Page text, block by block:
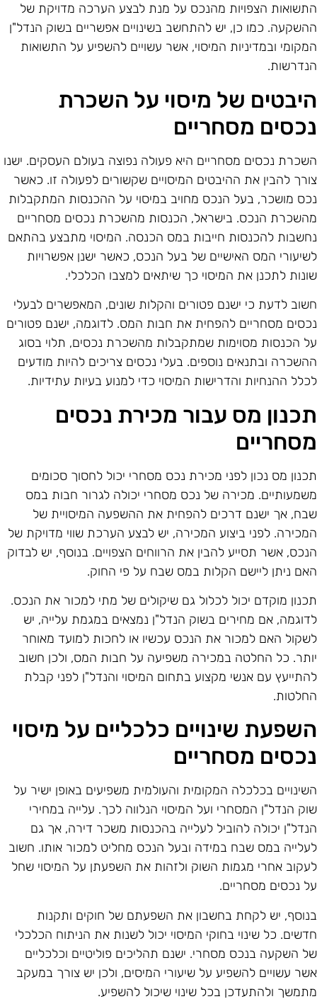
הצפויות מהנכס על מנת לבצע הערכה מדויקת של
כמו כן, יש להתחשב בשינויים אפשריים בשוק הנדל"ן
ובמדיניות המיסוי, אשר עשויים להשפיע על התשואות
של מיסוי על השכרת
מסחריים
נכסים מסחריים היא פעולה נפוצה בעולם העסקים. ישנו
להבין את ההיבטים המיסויים שקשורים לפעולה זו. כאשר
מושכר, בעל הנכס מחויב במיסוי על ההכנסות המתקבלות
הנכס. בישראל, הכנסות מהשכרת נכסים מסחריים
להכנסות חייבות במס הכנסה. המיסוי מתבצע בהתאם
המס האישיים של בעל הנכס, כאשר ישנן אפשרויות
לתכנן את המיסוי כך שיתאים למצבו הכלכלי.
לדעת כי ישנם פטורים והקלות שונים, המאפשרים לבעלי
מסחריים להפחית את חבות המס. לדוגמה, ישנם פטורים
הכנסות מסוימות שמתקבלות מהשכרת נכסים, תלוי בסוג
ובתנאים נוספים. בעלי נכסים צריכים להיות מודעים
ההנחיות והדרישות המיסוי כדי למנוע בעיות עתידיות.
מס עבור מכירת נכסים
מס נכון לפני מכירת נכס מסחרי יכול לחסוך סכומים
מכירה של נכס מסחרי יכולה לגרור חבות במס
אך ישנם דרכים להפחית את ההשפעה המיסויית של
לפני ביצוע המכירה, יש לבצע הערכת שווי מדויקת של
אשר תסייע להבין את הרווחים הצפויים. בנוסף, יש לבדוק
ניתן ליישם הקלות במס שבח על פי החוק.
מוקדם יכול לכלול גם שיקולים של מתי למכור את הנכס.
אם מחירים בשוק הנדל"ן נמצאים במגמת עלייה, יש
האם למכור את הנכס עכשיו או לחכות למועד מאוחר
כל החלטה במכירה משפיעה על חבות המס, ולכן חשוב
עם אנשי מקצוע בתחום המיסוי והנדל"ן לפני קבלת
שינויים כלכליים על מיסוי
מסחריים
בכלכלה המקומית והעולמית משפיעים באופן ישיר על
הנדל"ן המסחרי ועל המיסוי הנלווה לכך. עלייה במחירי
יכולה להוביל לעלייה בהכנסות משכר דירה, אך גם
במס שבח במידה ובעל הנכס מחליט למכור אותו. חשוב
אחרי מגמות השוק ולזהות את השפעתן על המיסוי שחל
נכסים מסחריים.
יש לקחת בחשבון את השפעתם של חוקים ותקנות
כל שינוי בחוקי המיסוי יכול לשנות את הניתוח הכלכלי
השקעה בנכס מסחרי. ישנם תהליכים פוליטיים וכלכליים
עשויים להשפיע על שיעורי המיסים, ולכן יש צורך במעקב
ולהתעדכן בכל שינוי שיכול להשפיע.